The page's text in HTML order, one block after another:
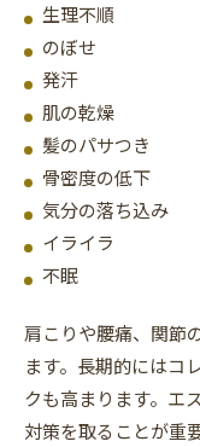
生理不順
のぼせ
発汗
肌の乾燥
髪のパサつき
骨密度の低下
気分の落ち込み
イライラ
不眠
肩こりや腰痛、関節
ます。長期的にはコ
クも高まります。エ
対策を取ることが重